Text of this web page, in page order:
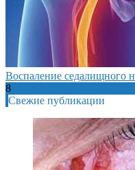
Воспаление седалищного
8
Свежие публикации